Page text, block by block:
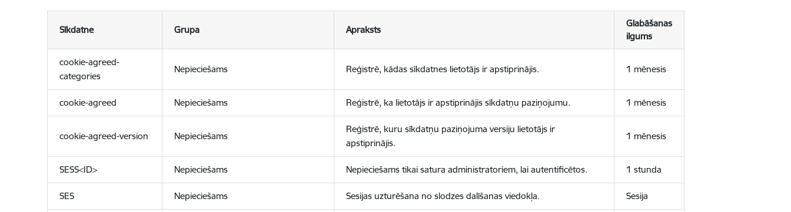
Sīkdatne Grupa Apraksts
Glabāšanas
ilgums
cookie-agreed-
categories
Nepieciešams Reģistrē, kādas sīkdatnes lietotājs ir apstiprinājis. 1 mēnesis
cookie-agreed Nepieciešams Reģistrē, ka lietotājs ir apstiprinājis sīkdatņu paziņojumu. 1 mēnesis
cookie-agreed-version Nepieciešams
Reģistrē, kuru sīkdatņu paziņojuma versiju lietotājs ir
apstiprinājis.
1 mēnesis
SESS<ID> Nepieciešams Nepieciešams tikai satura administratoriem, lai autentificētos. 1 stunda
SES Nepieciešams Sesijas uzturēšana no slodzes dalīšanas viedokļa. Sesija